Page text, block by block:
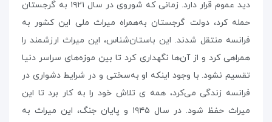
دید عموم قرار دارد. زمانی که شوروی در سال ۱۹۲۱ به گرجستان
حمله کرد، دولت گرجستان به‌همراه میراث ملی این کشور به
فرانسه منتقل شدند. این باستان‌شناس، این میراث ارزشمند را
همراهی کرد و از آن‌ها نگهداری کرد تا بین موزه‌های سراسر دنیا
تقسیم نشود. با وجود اینکه او به‌سختی و در شرایط دشواری در
فرانسه زندگی می‌کرد، همه ی تلاش خود را به کار برد تا این
میراث حفظ شود. در سال ۱۹۴۵ و پایان جنگ، این میراث به